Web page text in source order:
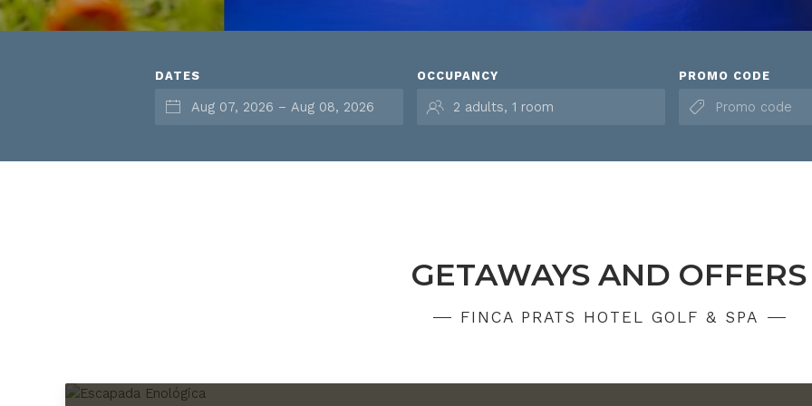
DATES OCCUPANCY PROMO CODE
GETAWAYS AND OFFERS
FINCA PRATS HOTEL GOLF & SPA